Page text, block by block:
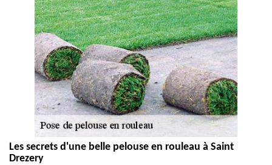
Les secrets d'une belle pelouse en rouleau à Saint
Drezery